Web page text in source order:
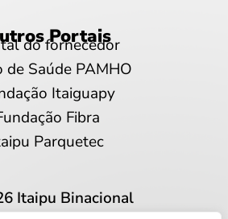
Portais
do fornecedor
de Saúde PAMHO
Itaiguapy
Fibra
Parquetec
Itaipu Binacional